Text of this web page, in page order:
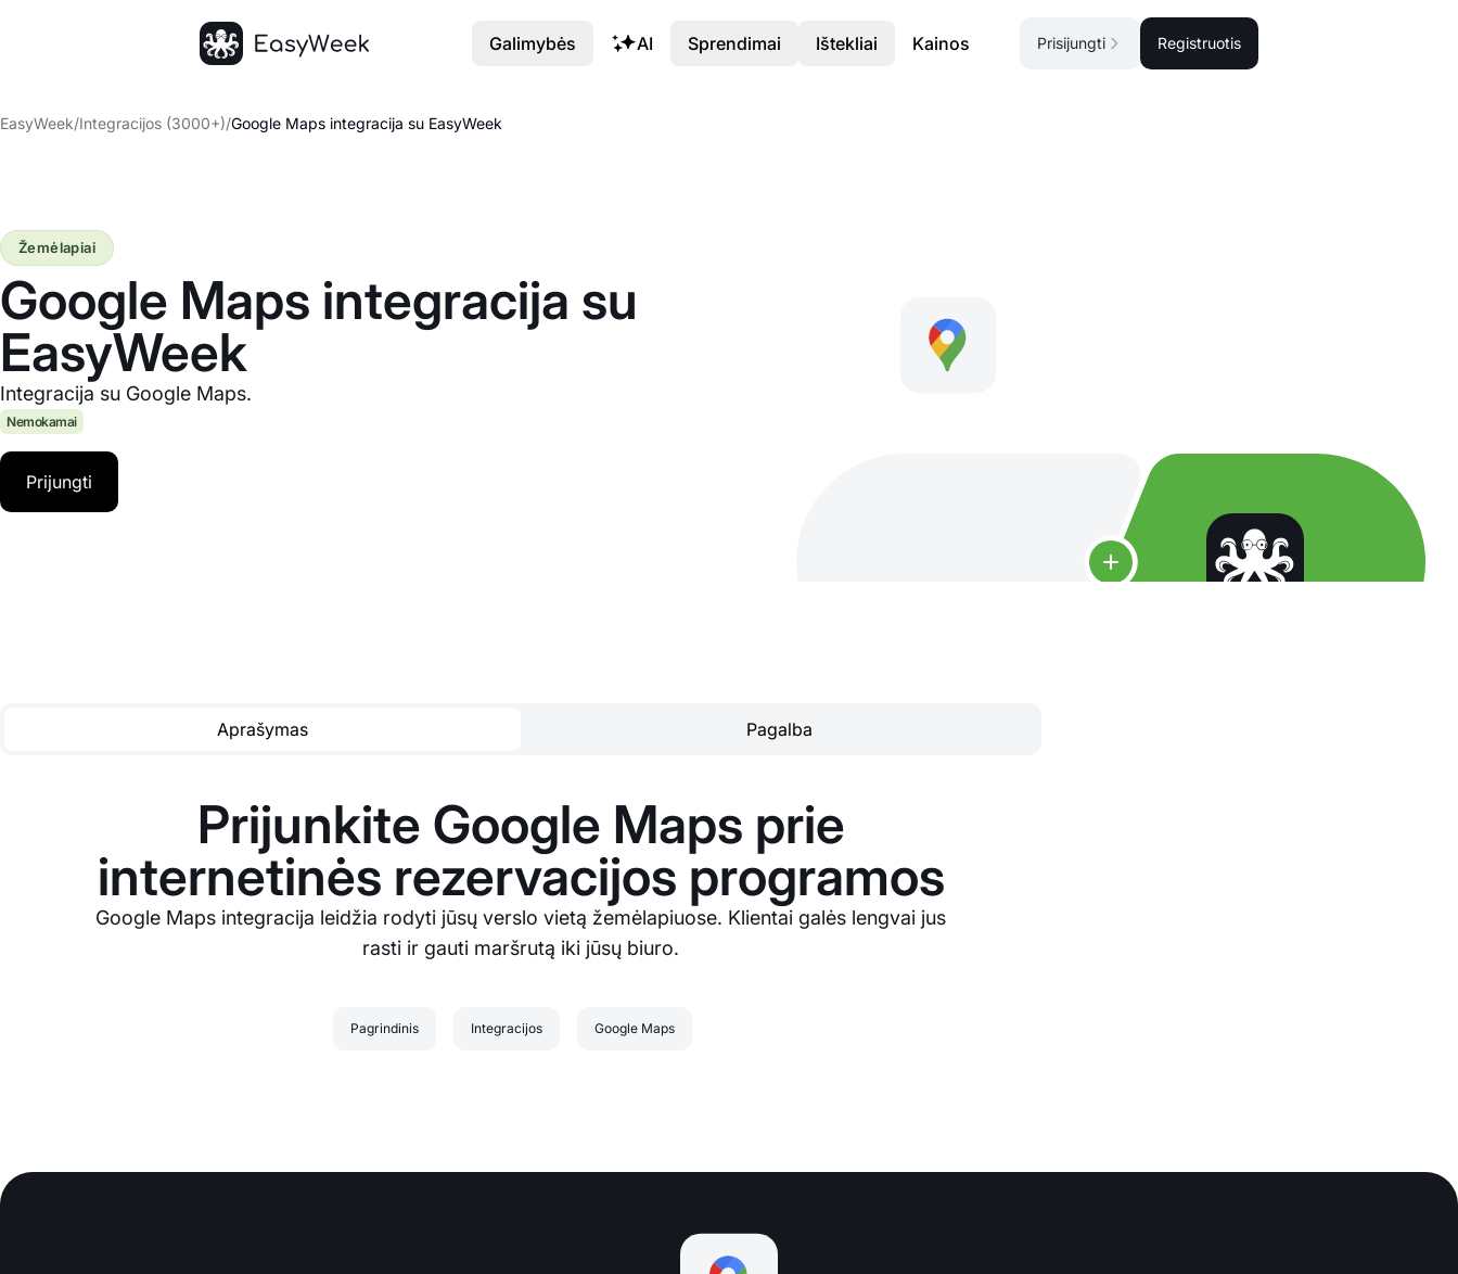
EasyWeek/Integracijos (3000+)/Google Maps integracija su EasyWeek
Google Maps integracija su
EasyWeek
Integracija su Google Maps.
Žemėlapiai
Nemokamai
Prijungti
Aprašymas Pagalba
Prijunkite Google Maps prie
internetinės rezervacijos programos
Google Maps integracija leidžia rodyti jūsų verslo vietą žemėlapiuose. Klientai galės lengvai jus
rasti ir gauti maršrutą iki jūsų biuro.
Pagrindinis Integracijos Google Maps
Galimybės AI Sprendimai Ištekliai Kainos Prisijungti Registruotis